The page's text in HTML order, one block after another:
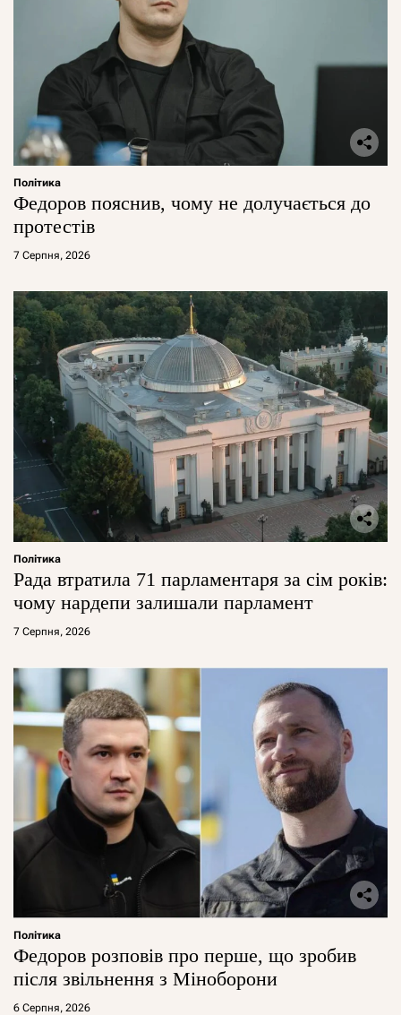
Політика
Федоров пояснив, чому не долучається до
протестів
7 Серпня, 2026
Політика
Рада втратила 71 парламентаря за сім років:
чому нардепи залишали парламент
7 Серпня, 2026
Політика
Федоров розповів про перше, що зробив
після звільнення з Міноборони
6 Серпня, 2026